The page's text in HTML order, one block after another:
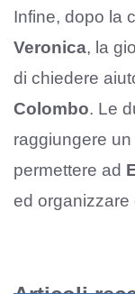
Infine, dopo la
Veronica, la
di chiedere
Colombo. Le
raggiungere
permettere ad
ed organizzare